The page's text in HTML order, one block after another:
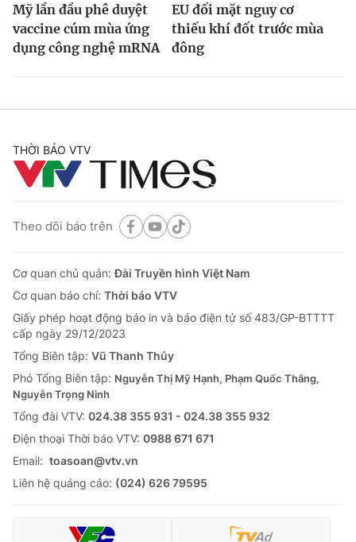
Mỹ lần đầu phê duyệt
vaccine cúm mùa ứng
dụng công nghệ mRNA
EU đối mặt nguy cơ
thiếu khí đốt trước mùa
đông
THỜI BÁO VTV
Theo dõi báo trên
Cơ quan chủ quản:Đài Truyền hình Việt Nam
Cơ quan báo chí: Thời báo VTV
Giấy phép hoạt động báo in và báo điện tử số 483/GP-BTTTT
cấp ngày 29/12/2023
Tổng Biên tập: Vũ Thanh Thủy
Phó Tổng Biên tập: Nguyễn Thị Mỹ Hạnh, Phạm Quốc Thắng,
Nguyễn Trọng Ninh
Tổng đài VTV: 024.38 355 931 - 024.38 355 932
Ðiện thoại Thời báo VTV: 0988 671 671
Email: toasoan@vtv.vn
Liên hệ quảng cáo: (024) 626 79595